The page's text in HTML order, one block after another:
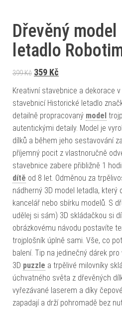
Dřevěný
letadlo
399Kč Původní cena byla: 399 Kč.
359 Kč
Kreativní stavebnice a dekorace
stavebnicí Historické letadlo
detailně propracovaný model
autentickými detaily. Model je
dílků a během jeho sestavování
příjemný pocit z vlastnoručně
stavebnice zabere přibližně 1
dítě od 8 let. Odměnou za
nádherný 3D model letadla, který
kancelář nebo sbírku modelů. S
udělej si sám) 3D skládačkou si
obrázkovému návodu postavíte
trojplošník úplně sami. Vše, co
balení. Tip na jedinečný dárek
3D puzzle a trpělivé milovníky
úchvatného světa z dřevěných
vyřezávané laserem a díky
zapadají a drží pohromadě bez